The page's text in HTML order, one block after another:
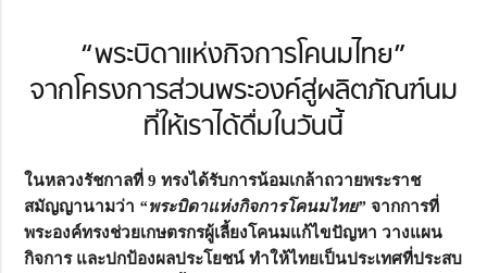
“พระบิดาแห่งกิจการโคนมไทย”
จากโครงการส่วนพระองค์สู่ผลิตภัณฑ์นม
ที่ให้เราได้ดื่มในวันนี้
ในหลวงรัชกาลที่ 9 ทรงได้รับการน้อมเกล้าถวายพระราช
สมัญญานามว่า “พระบิดาแห่งกิจการโคนมไทย” จากการที่
พระองค์ทรงช่วยเกษตรกรผู้เลี้ยงโคนมแก้ไขปัญหา วางแผน
กิจการ และปกป้องผลประโยชน์ ทำให้ไทยเป็นประเทศที่ประสบ